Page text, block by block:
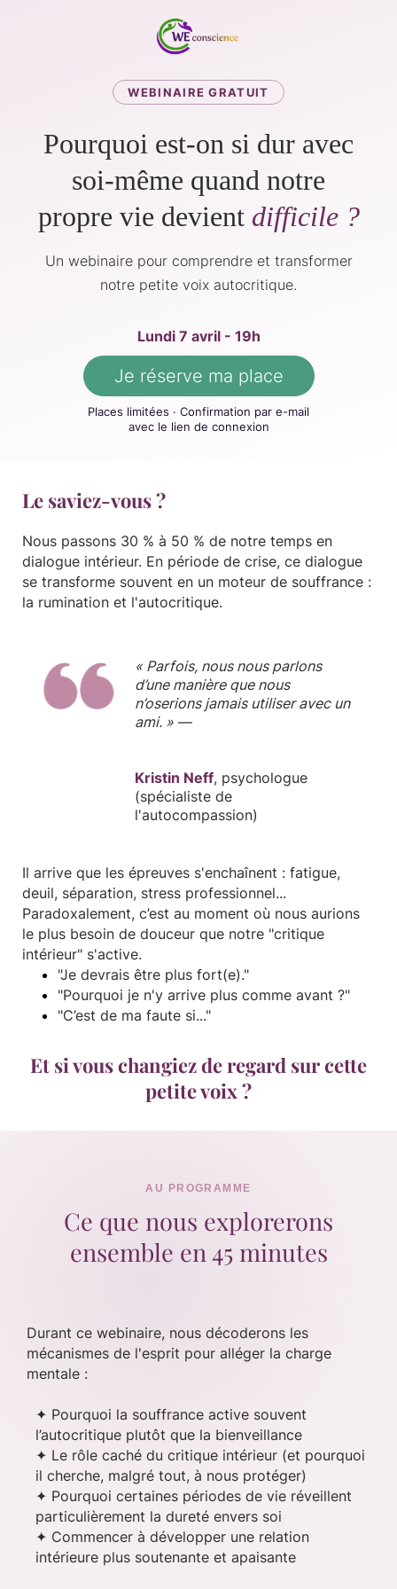
WEBINAIRE GRATUIT
Pourquoi est-on si dur avec
soi-même quand notre
propre vie devient difficile ?
Un webinaire pour comprendre et transformer
notre petite voix autocritique.
Lundi 7 avril - 19h
Je réserve ma place
Places limitées · Confirmation par e-mail
avec le lien de connexion
Le saviez-vous ?
Nous passons 30 % à 50 % de notre temps en
dialogue intérieur. En période de crise, ce dialogue
se transforme souvent en un moteur de souffrance :
la rumination et l'autocritique.
« Parfois, nous nous parlons
d’une manière que nous
n’oserions jamais utiliser avec un
ami. »—
Kristin Neff, psychologue
(spécialiste de
l'autocompassion)
Il arrive que les épreuves s'enchaînent : fatigue,
deuil, séparation, stress professionnel...
Paradoxalement, c’est au moment où nous aurions
le plus besoin de douceur que notre "critique
intérieur" s'active.
"Je devrais être plus fort(e)."
"Pourquoi je n'y arrive plus comme avant ?"
"C’est de ma faute si..."
Et si vous changiez de regard sur cette
petite voix ?
AU PROGRAMME
Ce que nous explorerons
ensemble en 45 minutes
Durant ce webinaire, nous décoderons les
mécanismes de l'esprit pour alléger la charge
mentale :
✦ Pourquoi la souffrance active souvent
l’autocritique plutôt que la bienveillance
✦ Le rôle caché du critique intérieur (et pourquoi
il cherche, malgré tout, à nous protéger)
✦ Pourquoi certaines périodes de vie réveillent
particulièrement la dureté envers soi
✦ Commencer à développer une relation
intérieure plus soutenante et apaisante